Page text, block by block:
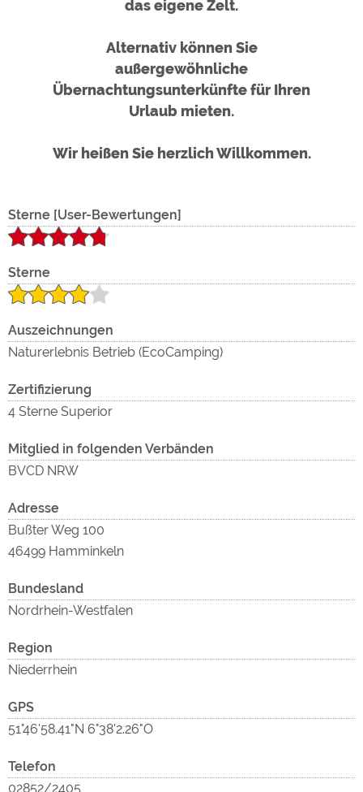
das eigene Zelt.
Alternativ können Sie
außergewöhnliche
Übernachtungsunterkünfte für Ihren
Urlaub mieten.
Wir heißen Sie herzlich Willkommen.
Sterne [User-Bewertungen]
Sterne
Auszeichnungen
Naturerlebnis Betrieb (EcoCamping)
Zertifizierung
4 Sterne Superior
Mitglied in folgenden Verbänden
BVCD NRW
Adresse
Bußter Weg 100
46499 Hamminkeln
Bundesland
Nordrhein-Westfalen
Region
Niederrhein
GPS
51°46'58.41"N 6°38'2.26"O
Telefon
02852/2405
https://policies.google.com/privacy
Die Cookieeinstellungen können jeder Zeit im Footer
über "COOKIES" geändert werden!